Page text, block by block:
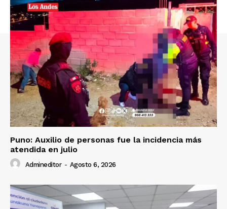
SUSCRIBETE
Diario los Andes
Nosotros
Prensa
Puno: Auxilio de personas fue la incidencia más
atendida en julio
Admineditor - Agosto 6, 2026